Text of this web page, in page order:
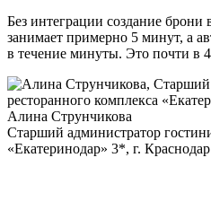
Без интеграции создание
занимает примерно 5 минут, а
в течение минуты. Это почти в 4
Алина Струнчикова
Старший администратор
«Екатеринодар» 3*, г. Краснодар